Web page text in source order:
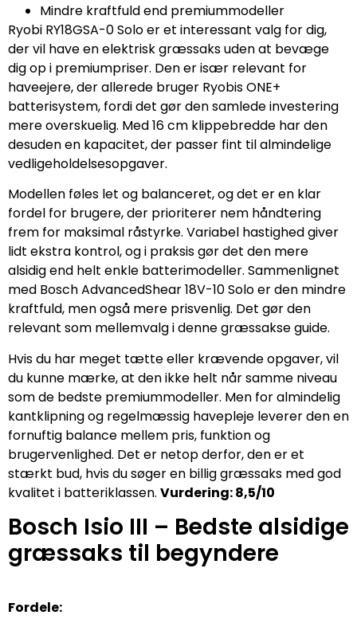
Mindre kraftfuld end premiummodeller
Ryobi RY18GSA-0 Solo er et interessant valg for dig,
der vil have en elektrisk græssaks uden at bevæge
dig op i premiumpriser. Den er især relevant for
haveejere, der allerede bruger Ryobis ONE+
batterisystem, fordi det gør den samlede investering
mere overskuelig. Med 16 cm klippebredde har den
desuden en kapacitet, der passer fint til almindelige
vedligeholdelsesopgaver.
Modellen føles let og balanceret, og det er en klar
fordel for brugere, der prioriterer nem håndtering
frem for maksimal råstyrke. Variabel hastighed giver
lidt ekstra kontrol, og i praksis gør det den mere
alsidig end helt enkle batterimodeller. Sammenlignet
med Bosch AdvancedShear 18V-10 Solo er den mindre
kraftfuld, men også mere prisvenlig. Det gør den
relevant som mellemvalg i denne græssakse guide.
Hvis du har meget tætte eller krævende opgaver, vil
du kunne mærke, at den ikke helt når samme niveau
som de bedste premiummodeller. Men for almindelig
kantklipning og regelmæssig havepleje leverer den en
fornuftig balance mellem pris, funktion og
brugervenlighed. Det er netop derfor, den er et
stærkt bud, hvis du søger en billig græssaks med god
kvalitet i batteriklassen. Vurdering: 8,5/10
Bosch Isio III – Bedste alsidige
græssaks til begyndere
Fordele: